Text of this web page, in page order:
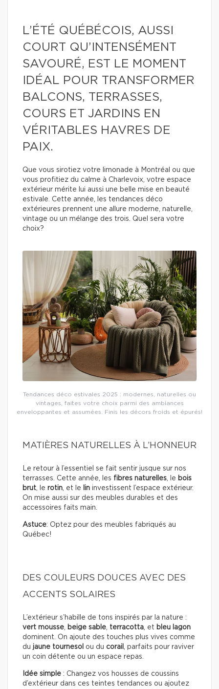
L’ÉTÉ QUÉBÉCOIS, AUSSI
COURT QU’INTENSÉMENT
SAVOURÉ, EST LE MOMENT
IDÉAL POUR TRANSFORMER
BALCONS, TERRASSES,
COURS ET JARDINS EN
VÉRITABLES HAVRES DE
PAIX.
Que vous sirotiez votre limonade à Montréal ou que
vous profitiez du calme à Charlevoix, votre espace
extérieur mérite lui aussi une belle mise en beauté
estivale. Cette année, les tendances déco
extérieures prennent une allure moderne, naturelle,
vintage ou un mélange des trois. Quel sera votre
choix?
Tendances déco estivales 2025 : modernes, naturelles ou
vintages, faites votre choix parmi des ambiances
enveloppantes et assumées. Finis les décors froids et épurés!
MATIÈRES NATURELLES À L’HONNEUR
Le retour à l’essentiel se fait sentir jusque sur nos
terrasses. Cette année, les fibres naturelles , le bois
brut , le rotin , et le lin investissent l’espace extérieur.
On mise aussi sur des meubles durables et des
accessoires faits main.
Astuce: Optez pour des meubles fabriqués au
Québec!
DES COULEURS DOUCES AVEC DES
ACCENTS SOLAIRES
L’extérieur s’habille de tons inspirés par la nature :
vert mousse
beige sable terracotta , et bleu lagon
dominent. On ajoute des touches plus vives comme
du jaune tournesol ou du corail
, parfaits pour raviver
un coin détente ou un espace repas.
Idée simple : Changez vos housses de coussins
d’extérieur dans ces teintes tendances ou ajoutez